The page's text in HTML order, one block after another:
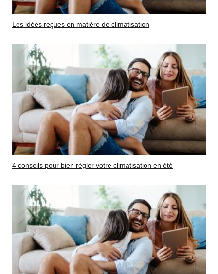
Les idées reçues en matière de climatisation
4 conseils pour bien régler votre climatisation en été